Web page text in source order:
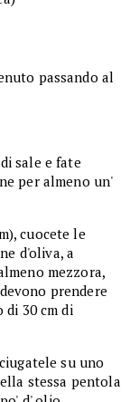
passando al
sale e fate
per almeno un'
cuocete le
d'oliva, a
mezzora,
prendere
di 30 cm di
su uno
stessa pentola